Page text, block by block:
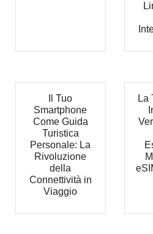
Il Tuo
Smartphone
Come Guida
Turistica
Personale: La
Rivoluzione
della
Connettività in
Viaggio
La